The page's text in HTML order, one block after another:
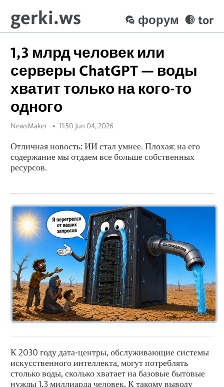
gerki.ws tor
форум
1,3 млрд человек или
серверы ChatGPT — воды
хватит только на кого-то
одного
NewsMaker 11:50 Jun 04, 2026
Отличная новость: ИИ стал умнее. Плохая: на его
содержание мы отдаем все больше собственных
ресурсов.
К 2030 году дата-центры, обслуживающие системы
искусственного интеллекта, могут потреблять
столько воды, сколько хватает на базовые бытовые
нужды 1,3 миллиарда человек. К такому выводу